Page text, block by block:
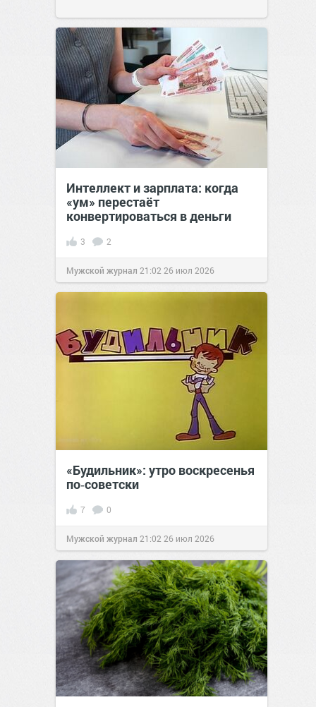
Интеллект и зарплата: когда
«ум» перестаёт
конвертироваться в деньги
3 2
Мужской журнал 21:02 26 июл 2026
«Будильник»: утро воскресенья
по‑советски
7 0
Мужской журнал 21:02 26 июл 2026